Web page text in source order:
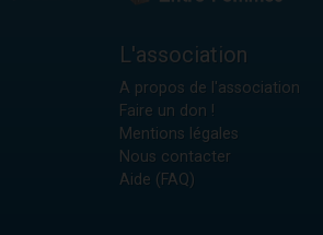
L'association
A propos de l'association
Faire un don !
Mentions légales
Nous contacter
Aide (FAQ)